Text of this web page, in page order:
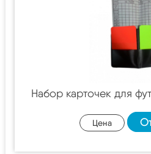
Набор карточек для
Цена